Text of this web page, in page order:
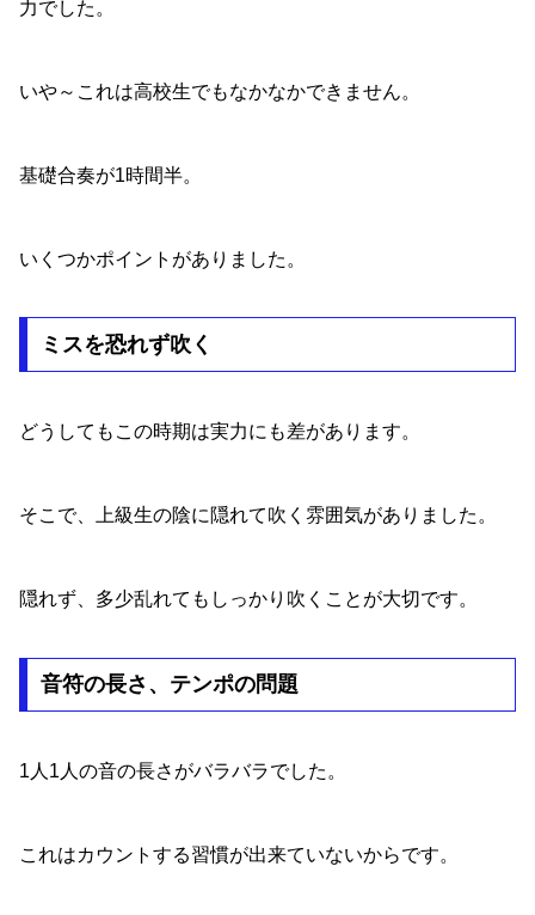
力でした。
いや～これは高校生でもなかなかできません。
基礎合奏が1時間半。
いくつかポイントがありました。
ミスを恐れず吹く
どうしてもこの時期は実力にも差があります。
そこで、上級生の陰に隠れて吹く雰囲気がありました。
隠れず、多少乱れてもしっかり吹くことが大切です。
音符の長さ、テンポの問題
1人1人の音の長さがバラバラでした。
これはカウントする習慣が出来ていないからです。